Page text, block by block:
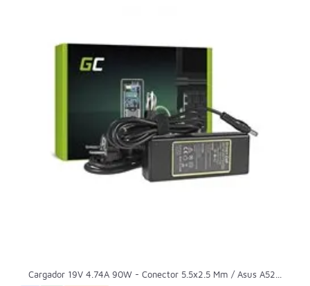
Cargador 19V 4.74A 90W - Conector 5.5x2.5 Mm / Asus A52...